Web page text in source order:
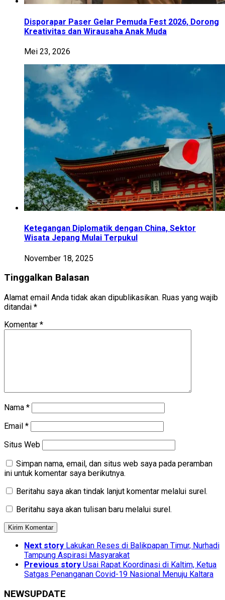
Disporapar Paser Gelar Pemuda Fest 2026, Dorong
Kreativitas dan Wirausaha Anak Muda
Mei 23, 2026
Ketegangan Diplomatik dengan China, Sektor
Wisata Jepang Mulai Terpukul
November 18, 2025
Tinggalkan Balasan
Alamat email Anda tidak akan dipublikasikan. Ruas yang wajib
ditandai *
Komentar *
Nama *
Email *
Situs Web
Simpan nama, email, dan situs web saya pada peramban
ini untuk komentar saya berikutnya.
Beritahu saya akan tindak lanjut komentar melalui surel.
Beritahu saya akan tulisan baru melalui surel.
Next story Lakukan Reses di Balikpapan Timur, Nurhadi
Tampung Aspirasi Masyarakat
Previous story Usai Rapat Koordinasi di Kaltim, Ketua
Satgas Penanganan Covid-19 Nasional Menuju Kaltara
NEWSUPDATE